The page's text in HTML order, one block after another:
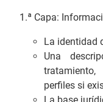
1.ª Capa:
La identidad
Una
perfiles si